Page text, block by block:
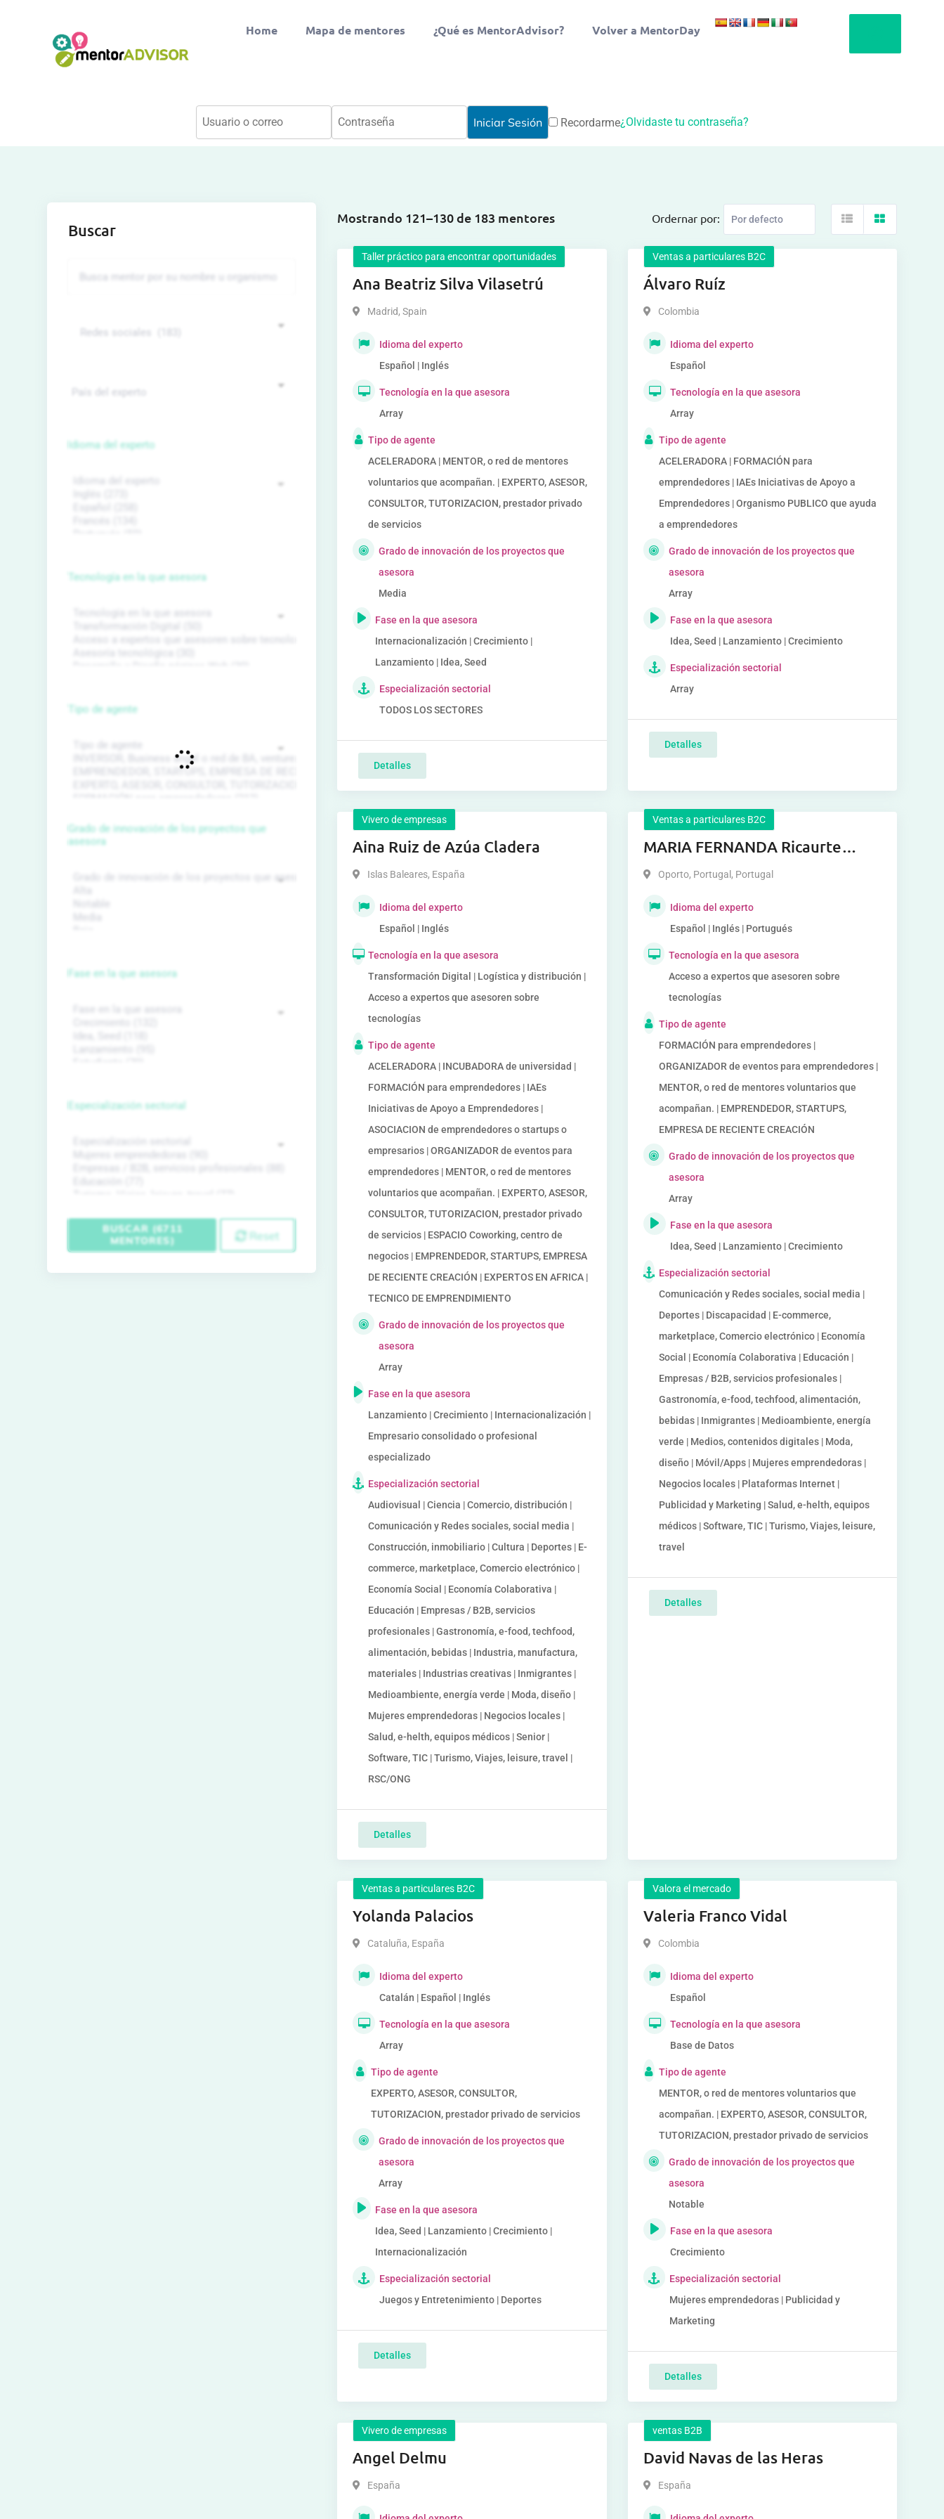
Home Mapa de mentores ¿Qué es MentorAdvisor? Volver a MentorDay
Recordarme¿Olvidaste tu contraseña?
Mostrando 121–130 de 183 mentores Ordernar por:
Taller práctico para encontrar oportunidades
Ana Beatriz Silva Vilasetrú
Madrid, Spain
Idioma del experto
Español | Inglés
Tecnología en la que asesora
Array
Tipo de agente
ACELERADORA | MENTOR, o red de mentores
voluntarios que acompañan. | EXPERTO, ASESOR,
CONSULTOR, TUTORIZACION, prestador privado
de servicios
Grado de innovación de los proyectos que
asesora
Media
Fase en la que asesora
Internacionalización | Crecimiento |
Lanzamiento | Idea, Seed
Especialización sectorial
TODOS LOS SECTORES
Detalles
Ventas a particulares B2C
Álvaro Ruíz
Colombia
Idioma del experto
Español
Tecnología en la que asesora
Array
Tipo de agente
ACELERADORA | FORMACIÓN para
emprendedores | IAEs Iniciativas de Apoyo a
Emprendedores | Organismo PUBLICO que ayuda
a emprendedores
Grado de innovación de los proyectos que
asesora
Array
Fase en la que asesora
Idea, Seed | Lanzamiento | Crecimiento
Especialización sectorial
Array
Detalles
Vivero de empresas
Aina Ruiz de Azúa Cladera
Islas Baleares, España
Idioma del experto
Español | Inglés
Tecnología en la que asesora
Transformación Digital | Logística y distribución |
Acceso a expertos que asesoren sobre
tecnologías
Tipo de agente
ACELERADORA | INCUBADORA de universidad |
FORMACIÓN para emprendedores | IAEs
Iniciativas de Apoyo a Emprendedores |
ASOCIACION de emprendedores o startups o
empresarios | ORGANIZADOR de eventos para
emprendedores | MENTOR, o red de mentores
voluntarios que acompañan. | EXPERTO, ASESOR,
CONSULTOR, TUTORIZACION, prestador privado
de servicios | ESPACIO Coworking, centro de
negocios | EMPRENDEDOR, STARTUPS, EMPRESA
DE RECIENTE CREACIÓN | EXPERTOS EN AFRICA |
TECNICO DE EMPRENDIMIENTO
Grado de innovación de los proyectos que
asesora
Array
Fase en la que asesora
Lanzamiento | Crecimiento | Internacionalización |
Empresario consolidado o profesional
especializado
Especialización sectorial
Audiovisual | Ciencia | Comercio, distribución |
Comunicación y Redes sociales, social media |
Construcción, inmobiliario | Cultura | Deportes | E-
commerce, marketplace, Comercio electrónico |
Economía Social | Economía Colaborativa |
Educación | Empresas / B2B, servicios
profesionales | Gastronomía, e-food, techfood,
alimentación, bebidas | Industria, manufactura,
materiales | Industrias creativas | Inmigrantes |
Medioambiente, energía verde | Moda, diseño |
Mujeres emprendedoras | Negocios locales |
Salud, e-helth, equipos médicos | Senior |
Software, TIC | Turismo, Viajes, leisure, travel |
RSC/ONG
Detalles
Ventas a particulares B2C
MARIA FERNANDA Ricaurte
Castillo
Oporto, Portugal , Portugal
Idioma del experto
Español | Inglés | Portugués
Tecnología en la que asesora
Acceso a expertos que asesoren sobre
tecnologías
Tipo de agente
FORMACIÓN para emprendedores |
ORGANIZADOR de eventos para emprendedores |
MENTOR, o red de mentores voluntarios que
acompañan. | EMPRENDEDOR, STARTUPS,
EMPRESA DE RECIENTE CREACIÓN
Grado de innovación de los proyectos que
asesora
Array
Fase en la que asesora
Idea, Seed | Lanzamiento | Crecimiento
Especialización sectorial
Comunicación y Redes sociales, social media |
Deportes | Discapacidad | E-commerce,
marketplace, Comercio electrónico | Economía
Social | Economía Colaborativa | Educación |
Empresas / B2B, servicios profesionales |
Gastronomía, e-food, techfood, alimentación,
bebidas | Inmigrantes | Medioambiente, energía
verde | Medios, contenidos digitales | Moda,
diseño | Móvil/Apps | Mujeres emprendedoras |
Negocios locales | Plataformas Internet |
Publicidad y Marketing | Salud, e-helth, equipos
médicos | Software, TIC | Turismo, Viajes, leisure,
travel
Detalles
Ventas a particulares B2C
Yolanda Palacios
Cataluña, España
Idioma del experto
Catalán | Español | Inglés
Tecnología en la que asesora
Array
Tipo de agente
EXPERTO, ASESOR, CONSULTOR,
TUTORIZACION, prestador privado de servicios
Grado de innovación de los proyectos que
asesora
Array
Fase en la que asesora
Idea, Seed | Lanzamiento | Crecimiento |
Internacionalización
Especialización sectorial
Juegos y Entretenimiento | Deportes
Detalles
Valora el mercado
Valeria Franco Vidal
Colombia
Idioma del experto
Español
Tecnología en la que asesora
Base de Datos
Tipo de agente
MENTOR, o red de mentores voluntarios que
acompañan. | EXPERTO, ASESOR, CONSULTOR,
TUTORIZACION, prestador privado de servicios
Grado de innovación de los proyectos que
asesora
Notable
Fase en la que asesora
Crecimiento
Especialización sectorial
Mujeres emprendedoras | Publicidad y
Marketing
Detalles
Vivero de empresas
Angel Delmu
España
ventas B2B
David Navas de las Heras
España
Buscar
Idioma del experto
Tecnología en la que asesora
Tipo de agente
Grado de innovación de los proyectos que
asesora
Fase en la que asesora
Especialización sectorial
BUSCAR (6711
MENTORES)
Reset